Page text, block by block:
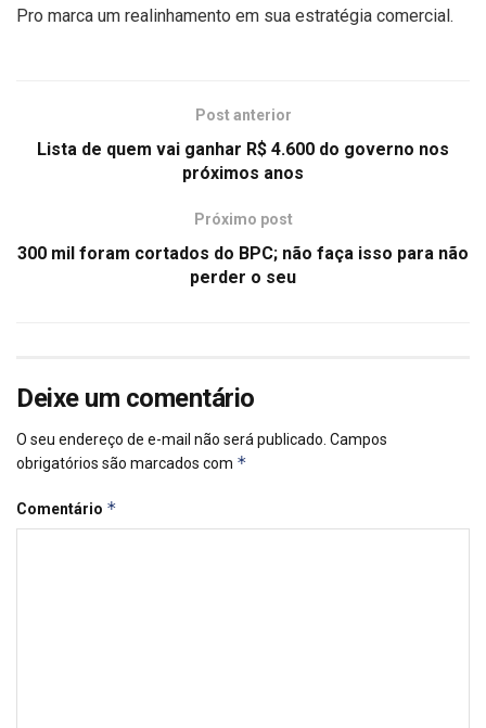
Pro marca um realinhamento em sua estratégia comercial.
Post anterior
Lista de quem vai ganhar R$ 4.600 do governo nos
próximos anos
Próximo post
300 mil foram cortados do BPC; não faça isso para não
perder o seu
Deixe um comentário
O seu endereço de e-mail não será publicado. Campos
obrigatórios são marcados com *
Comentário *